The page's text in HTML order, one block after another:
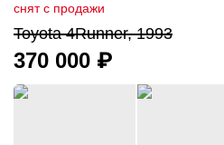
снят с продажи
Toyota 4Runner, 1993
370 000 ₽